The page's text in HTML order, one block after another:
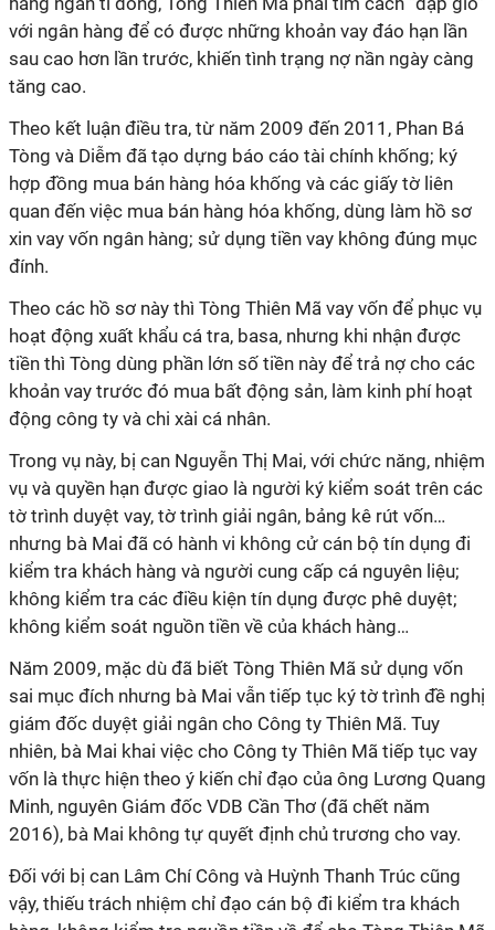
với ngân hàng để có được những khoản vay đáo hạn lần
sau cao hơn lần trước, khiến tình trạng nợ nần ngày càng
tăng cao.
Theo kết luận điều tra, từ năm 2009 đến 2011, Phan Bá
Tòng và Diễm đã tạo dựng báo cáo tài chính khống; ký
hợp đồng mua bán hàng hóa khống và các giấy tờ liên
quan đến việc mua bán hàng hóa khống, dùng làm hồ sơ
xin vay vốn ngân hàng; sử dụng tiền vay không đúng mục
đính.
Theo các hồ sơ này thì Tòng Thiên Mã vay vốn để phục vụ
hoạt động xuất khẩu cá tra, basa, nhưng khi nhận được
tiền thì Tòng dùng phần lớn số tiền này để trả nợ cho các
khoản vay trước đó mua bất động sản, làm kinh phí hoạt
động công ty và chi xài cá nhân.
Trong vụ này, bị can Nguyễn Thị Mai, với chức năng, nhiệm
vụ và quyền hạn được giao là người ký kiểm soát trên các
tờ trình duyệt vay, tờ trình giải ngân, bảng kê rút vốn…
nhưng bà Mai đã có hành vi không cử cán bộ tín dụng đi
kiểm tra khách hàng và người cung cấp cá nguyên liệu;
không kiểm tra các điều kiện tín dụng được phê duyệt;
không kiểm soát nguồn tiền về của khách hàng…
Năm 2009, mặc dù đã biết Tòng Thiên Mã sử dụng vốn
sai mục đích nhưng bà Mai vẫn tiếp tục ký tờ trình đề nghị
giám đốc duyệt giải ngân cho Công ty Thiên Mã. Tuy
nhiên, bà Mai khai việc cho Công ty Thiên Mã tiếp tục vay
vốn là thực hiện theo ý kiến chỉ đạo của ông Lương Quang
Minh, nguyên Giám đốc VDB Cần Thơ (đã chết năm
2016), bà Mai không tự quyết định chủ trương cho vay.
Đối với bị can Lâm Chí Công và Huỳnh Thanh Trúc cũng
vậy, thiếu trách nhiệm chỉ đạo cán bộ đi kiểm tra khách